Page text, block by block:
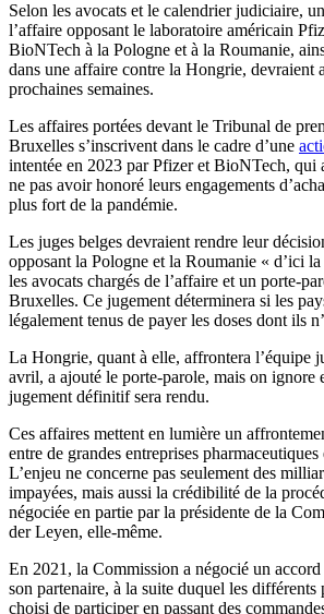
Selon les avocats et le calendrier judiciaire,
l’affaire opposant le laboratoire américain
BioNTech à la Pologne et à la Roumanie,
dans une affaire contre la Hongrie, devraient
prochaines semaines.
Les affaires portées devant le Tribunal de
Bruxelles s’inscrivent dans le cadre d’une
intentée en 2023 par Pfizer et BioNTech, qui
ne pas avoir honoré leurs engagements
plus fort de la pandémie.
Les juges belges devraient rendre leur
opposant la Pologne et la Roumanie « d’ici
les avocats chargés de l’affaire et un porte-
Bruxelles. Ce jugement déterminera si les
légalement tenus de payer les doses dont ils
La Hongrie, quant à elle, affrontera l’équipe
avril, a ajouté le porte-parole, mais on ignore
jugement définitif sera rendu.
Ces affaires mettent en lumière un
entre de grandes entreprises
L’enjeu ne concerne pas seulement des
impayées, mais aussi la crédibilité de la
négociée en partie par la présidente de la
der Leyen, elle-même.
En 2021, la Commission a négocié un
son partenaire, à la suite duquel les différents
choisi de participer en passant des